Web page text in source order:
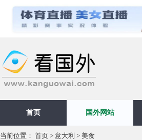
首页 国外网站
当前位置： 首页 > 意大利 > 美食